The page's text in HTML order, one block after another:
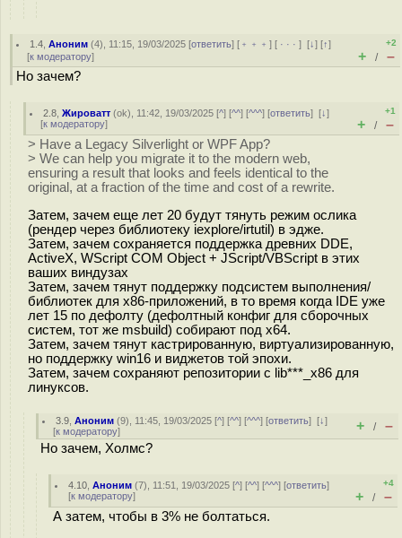
1.4 ,Аноним (4), 11:15, 19/03/2025 [ответить] [ ﹢﹢﹢] [ · · ·][↓] [↑]
[к модератору]
+2
+ / –
Но зачем?
2.8 ,Жироватт (ok), 11:42, 19/03/2025 [^] [^^] [^^^] [ответить][↓]
[к модератору]
+1
+ / –
> Have a Legacy Silverlight or WPF App?
> We can help you migrate it to the modern web,
ensuring a result that looks and feels identical to the
original, at a fraction of the time and cost of a rewrite.
Затем, зачем еще лет 20 будут тянуть режим ослика
(рендер через библиотеку iexplore/irtutil) в эдже.
Затем, зачем сохраняется поддержка древних DDE,
ActiveX, WScript COM Object + JScript/VBScript в этих
ваших виндузах
Затем, зачем тянут поддержку подсистем выполнения/
библиотек для x86-приложений, в то время когда IDE уже
лет 15 по дефолту (дефолтный конфиг для сборочных
систем, тот же msbuild) собирают под х64.
Затем, зачем тянут кастрированную, виртуализированную,
но поддержку win16 и виджетов той эпохи.
Затем, зачем сохраняют репозитории с lib***_х86 для
линуксов.
3.9 ,Аноним (9), 11:45, 19/03/2025 [^] [^^] [^^^] [ответить][↓]
[к модератору] + / –
Но зачем, Холмс?
4.10 ,Аноним (7), 11:51, 19/03/2025 [^] [^^] [^^^] [ответить]
[к модератору]
+4
+ / –
А затем, чтобы в 3% не болтаться.